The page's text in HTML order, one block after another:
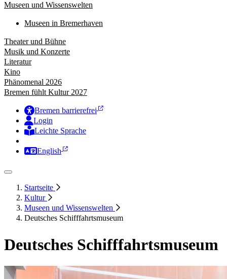
Museen und Wissenswelten
Museen in Bremerhaven
Theater und Bühne
Musik und Konzerte
Literatur
Kino
Phänomenal 2026
Bremen fühlt Kultur 2027
Bremen barrierefrei
Login
Leichte Sprache
English
Startseite
Kultur
Museen und Wissenswelten
Deutsches Schifffahrtsmuseum
Deutsches Schifffahrtsmuseum